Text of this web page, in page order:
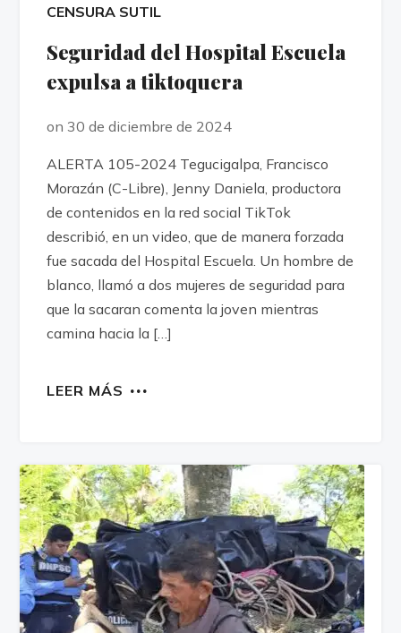
CENSURA SUTIL
Seguridad del Hospital Escuela
expulsa a tiktoquera
on 30 de diciembre de 2024
ALERTA 105-2024 Tegucigalpa, Francisco
Morazán (C-Libre), Jenny Daniela, productora
de contenidos en la red social TikTok
describió, en un video, que de manera forzada
fue sacada del Hospital Escuela. Un hombre de
blanco, llamó a dos mujeres de seguridad para
que la sacaran comenta la joven mientras
camina hacia la […]
LEER MÁS